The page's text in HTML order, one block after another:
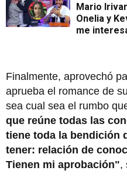
Mario
Onelia y
me
Finalmente, aprovechó
aprueba el romance de
sea cual sea el rumbo
que reúne todas las
tiene toda la bendición
tener: relación de
Tienen mi aprobación",